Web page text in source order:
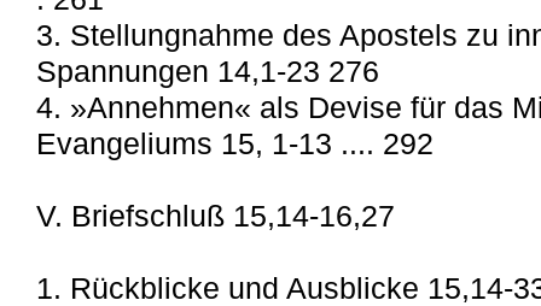
3. Stellungnahme des Apostels zu
Spannungen 14,1-23 276
4. »Annehmen« als Devise für das
Evangeliums 15, 1-13 .... 292
V. Briefschluß 15,14-16,27
1. Rückblicke und Ausblicke 15,14-